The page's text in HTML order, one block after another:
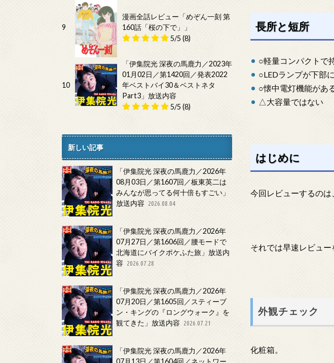
長所と短所
○軽量コンパクトで
○LEDランプが下部
○懐中電灯機能があ
△大容量ではない
はじめに
今回レビューするのは
それでは早速レビュー
外観チェック
化粧箱。
9
漫画全話レビュー「めぞん一刻 第
160話「桜の下で」」
5/5 (8)
10
「伊集院光 深夜の馬鹿力／2023年
01月02日／第1420回／発表2022
年ベストバイ30＆ベストネタ
Part3」放送内容
5/5 (8)
新しい記事
「伊集院光 深夜の馬鹿力／2026年
08月03日／第1607回／板東英二は
みんなが思ってる何十倍もすごい」
放送内容
2026.08.04
「伊集院光 深夜の馬鹿力／2026年
07月27日／第1606回／腰モードで
北海道にバイクポケふた旅」放送内
容
2026.07.28
「伊集院光 深夜の馬鹿力／2026年
07月20日／第1605回／スティーブ
ン・キングの『ロングウォーク』を
観てきた」放送内容
2026.07.21
「伊集院光 深夜の馬鹿力／2026年
07月13日／第1604回／ネットワー